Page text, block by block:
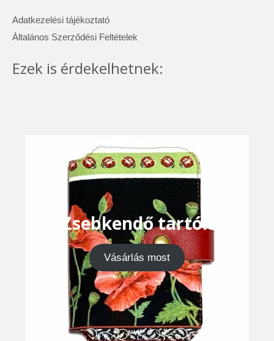
Adatkezelési tájékoztató
Általános Szerződési Feltételek
Ezek is érdekelhetnek:
Zsebkendő tartók
Vásárlás most